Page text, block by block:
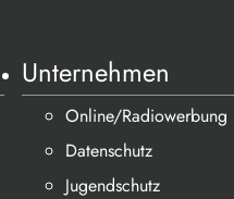
Unternehmen
Online/Radiowerbung
Datenschutz
Jugendschutz